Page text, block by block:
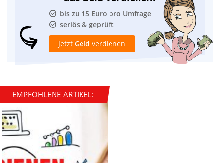
bis zu 15 Euro pro Umfrage
seriös & geprüft
Jetzt Geld verdienen
EMPFOHLENE ARTIKEL: